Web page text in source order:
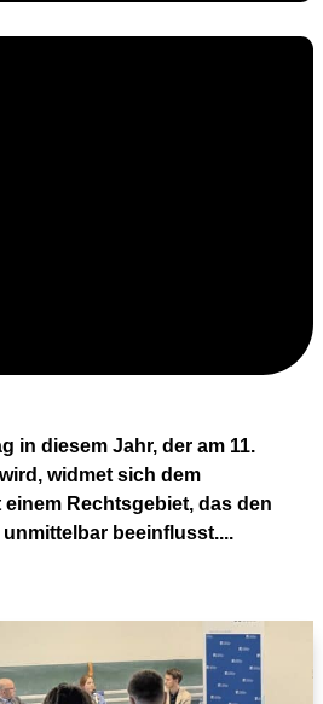
in diesem Jahr, der am 11.
widmet sich dem
Rechtsgebiet, das den
beeinflusst....